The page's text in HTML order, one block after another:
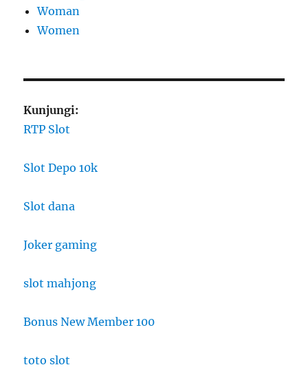
Woman
Women
Kunjungi:
RTP Slot
Slot Depo 10k
Slot dana
Joker gaming
slot mahjong
Bonus New Member 100
toto slot